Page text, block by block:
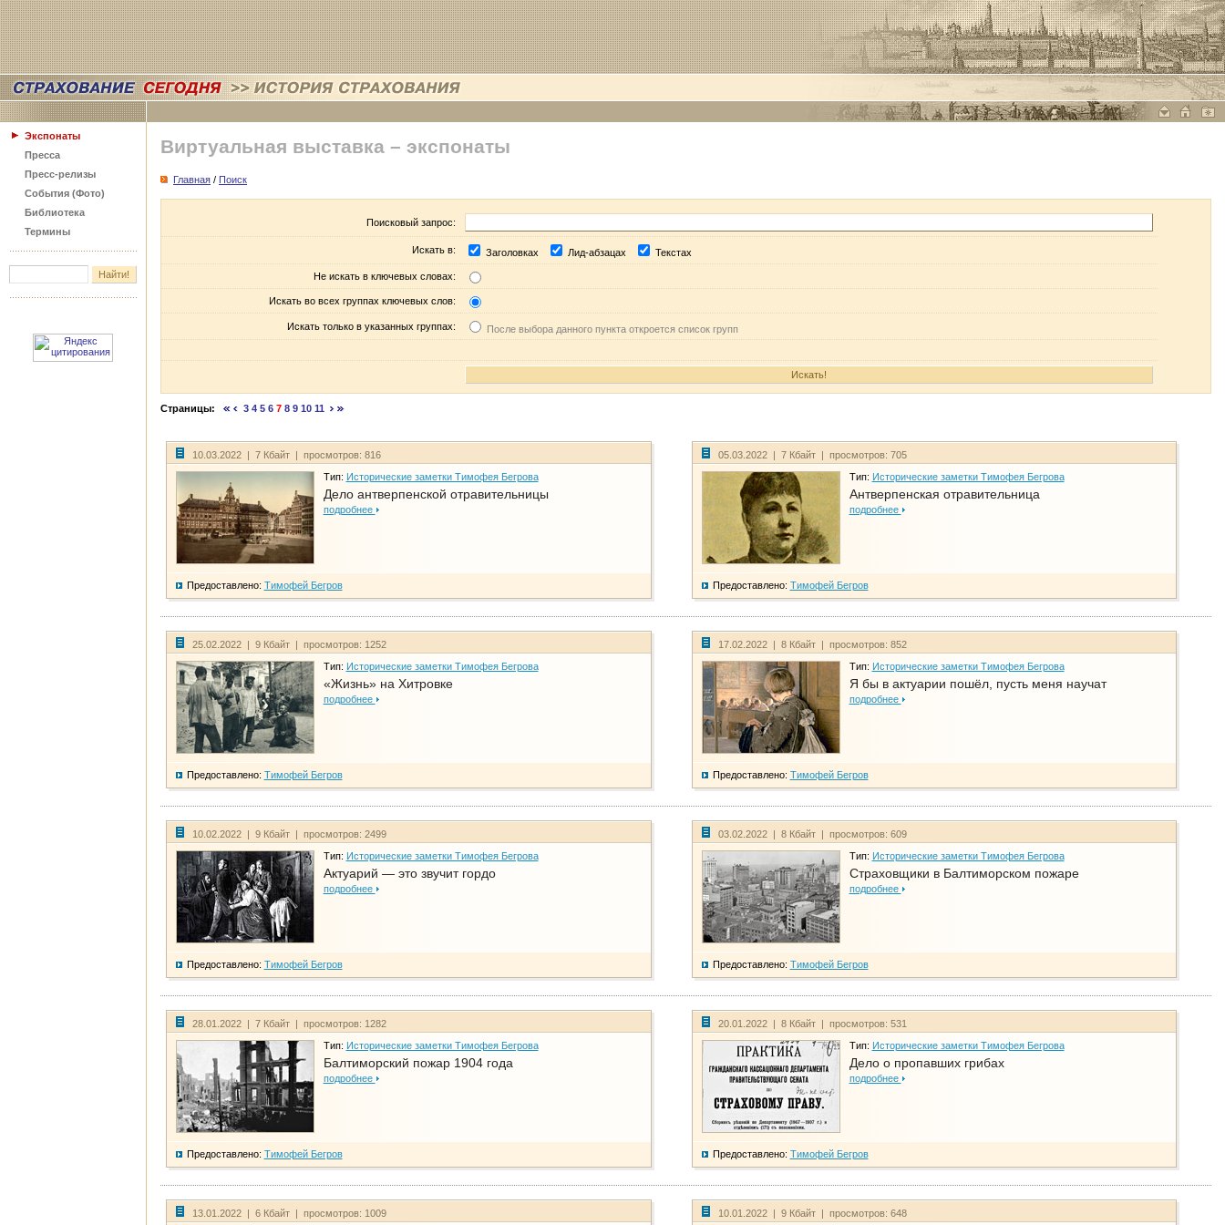
Экспонаты
Пресса
Пресс-релизы
События (Фото)
Библиотека
Термины
Виртуальная выставка – экспонаты
Главная / Поиск
Поисковый запрос:
Искать в: Заголовках Лид-абзацах Текстах
Не искать в ключевых словах:
Искать во всех группах ключевых слов:
Искать только в указанных группах: После выбора данного пункта откроется список групп
Страницы: 3 4 5 6 7 8 9 10 11
10.03.2022 | 7 Кбайт | просмотров: 816
Тип: Исторические заметки Тимофея Бегрова
Дело антверпенской отравительницы
подробнее
Предоставлено: Тимофей Бегров
05.03.2022 | 7 Кбайт | просмотров: 705
Тип: Исторические заметки Тимофея Бегрова
Антверпенская отравительница
подробнее
Предоставлено: Тимофей Бегров
25.02.2022 | 9 Кбайт | просмотров: 1252
Тип: Исторические заметки Тимофея Бегрова
«Жизнь» на Хитровке
подробнее
Предоставлено: Тимофей Бегров
17.02.2022 | 8 Кбайт | просмотров: 852
Тип: Исторические заметки Тимофея Бегрова
Я бы в актуарии пошёл, пусть меня научат
подробнее
Предоставлено: Тимофей Бегров
10.02.2022 | 9 Кбайт | просмотров: 2499
Тип: Исторические заметки Тимофея Бегрова
Актуарий — это звучит гордо
подробнее
Предоставлено: Тимофей Бегров
03.02.2022 | 8 Кбайт | просмотров: 609
Тип: Исторические заметки Тимофея Бегрова
Страховщики в Балтиморском пожаре
подробнее
Предоставлено: Тимофей Бегров
28.01.2022 | 7 Кбайт | просмотров: 1282
Тип: Исторические заметки Тимофея Бегрова
Балтиморский пожар 1904 года
подробнее
Предоставлено: Тимофей Бегров
20.01.2022 | 8 Кбайт | просмотров: 531
Тип: Исторические заметки Тимофея Бегрова
Дело о пропавших грибах
подробнее
Предоставлено: Тимофей Бегров
13.01.2022 | 6 Кбайт | просмотров: 1009 10.01.2022 | 9 Кбайт | просмотров: 648